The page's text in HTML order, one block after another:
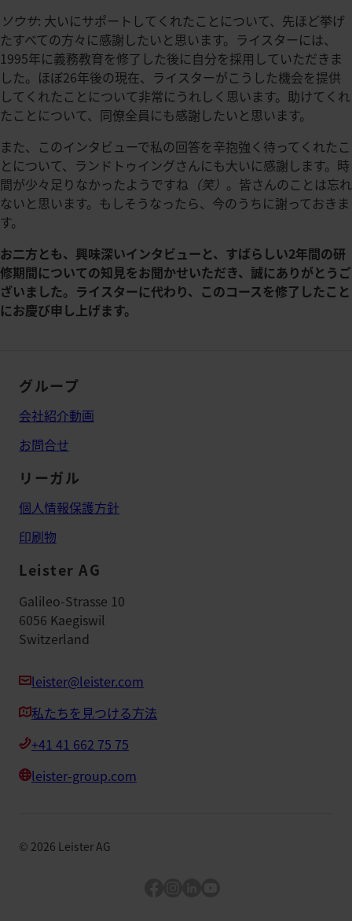
ソウサ: 大いにサポートしてくれたことについて、先ほど挙げ
たすべての方々に感謝したいと思います。ライスターには、
1995年に義務教育を修了した後に自分を採用していただきま
した。ほぼ26年後の現在、ライスターがこうした機会を提供
してくれたことについて非常にうれしく思います。助けてくれ
たことについて、同僚全員にも感謝したいと思います。
また、このインタビューで私の回答を辛抱強く待ってくれたこ
とについて、ランドトゥイングさんにも大いに感謝します。時
間が少々足りなかったようですね （笑） 。皆さんのことは忘れ
ないと思います。もしそうなったら、今のうちに謝っておきま
す。
お二方とも、興味深いインタビューと、すばらしい2年間の研
修期間についての知見をお聞かせいただき、誠にありがとうご
ざいました。ライスターに代わり、このコースを修了したこと
にお慶び申し上げます。
グループ
会社紹介動画
お問合せ
リーガル
個人情報保護方針
印刷物
Leister AG
Galileo-Strasse 10
6056 Kaegiswil
Switzerland
leister@leister.com
私たちを見つける方法
+41 41 662 75 75
leister-group.com
© 2026 Leister AG